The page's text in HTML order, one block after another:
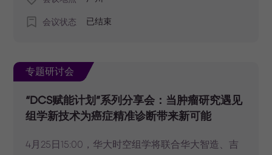
会议状态 已结束
专题研讨会
“DCS赋能计划”系列分享会：当肿瘤研究遇见
组学新技术为癌症精准诊断带来新可能
4月25日15:00，华大时空组学将联合华大智造、吉